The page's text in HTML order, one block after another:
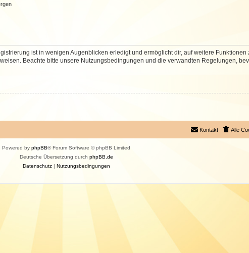
ist in wenigen Augenblicken erledigt und ermöglicht dir, auf weitere
Beachte bitte unsere Nutzungsbedingungen und die verwandten Regelungen,
Alle
Kontakt
Powered by phpBB® Forum Software © phpBB Limited
Deutsche Übersetzung durch phpBB.de
Datenschutz| Nutzungsbedingungen